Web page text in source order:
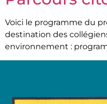
Voici le programme du
destination des
environnement :